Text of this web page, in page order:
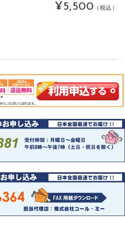
¥5,500 （税込）